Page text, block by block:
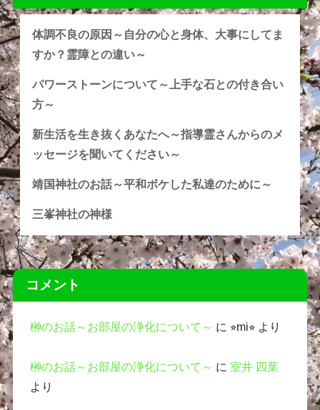
体調不良の原因～自分の心と身体、大事にしてま
すか？霊障との違い～
パワーストーンについて～上手な石との付き合い
方～
新生活を生き抜くあなたへ～指導霊さんからのメ
ッセージを聞いてください～
靖国神社のお話～平和ボケした私達のために～
三峯神社の神様
コメント
榊のお話～お部屋の浄化について～ に ⭐︎mi⭐︎より
榊のお話～お部屋の浄化について～ に 室井 四葉
より